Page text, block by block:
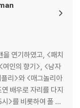
연기하였고, <패치
인의 향기>, <남자
리>와 <매그놀리아
배우로 자리를 다지